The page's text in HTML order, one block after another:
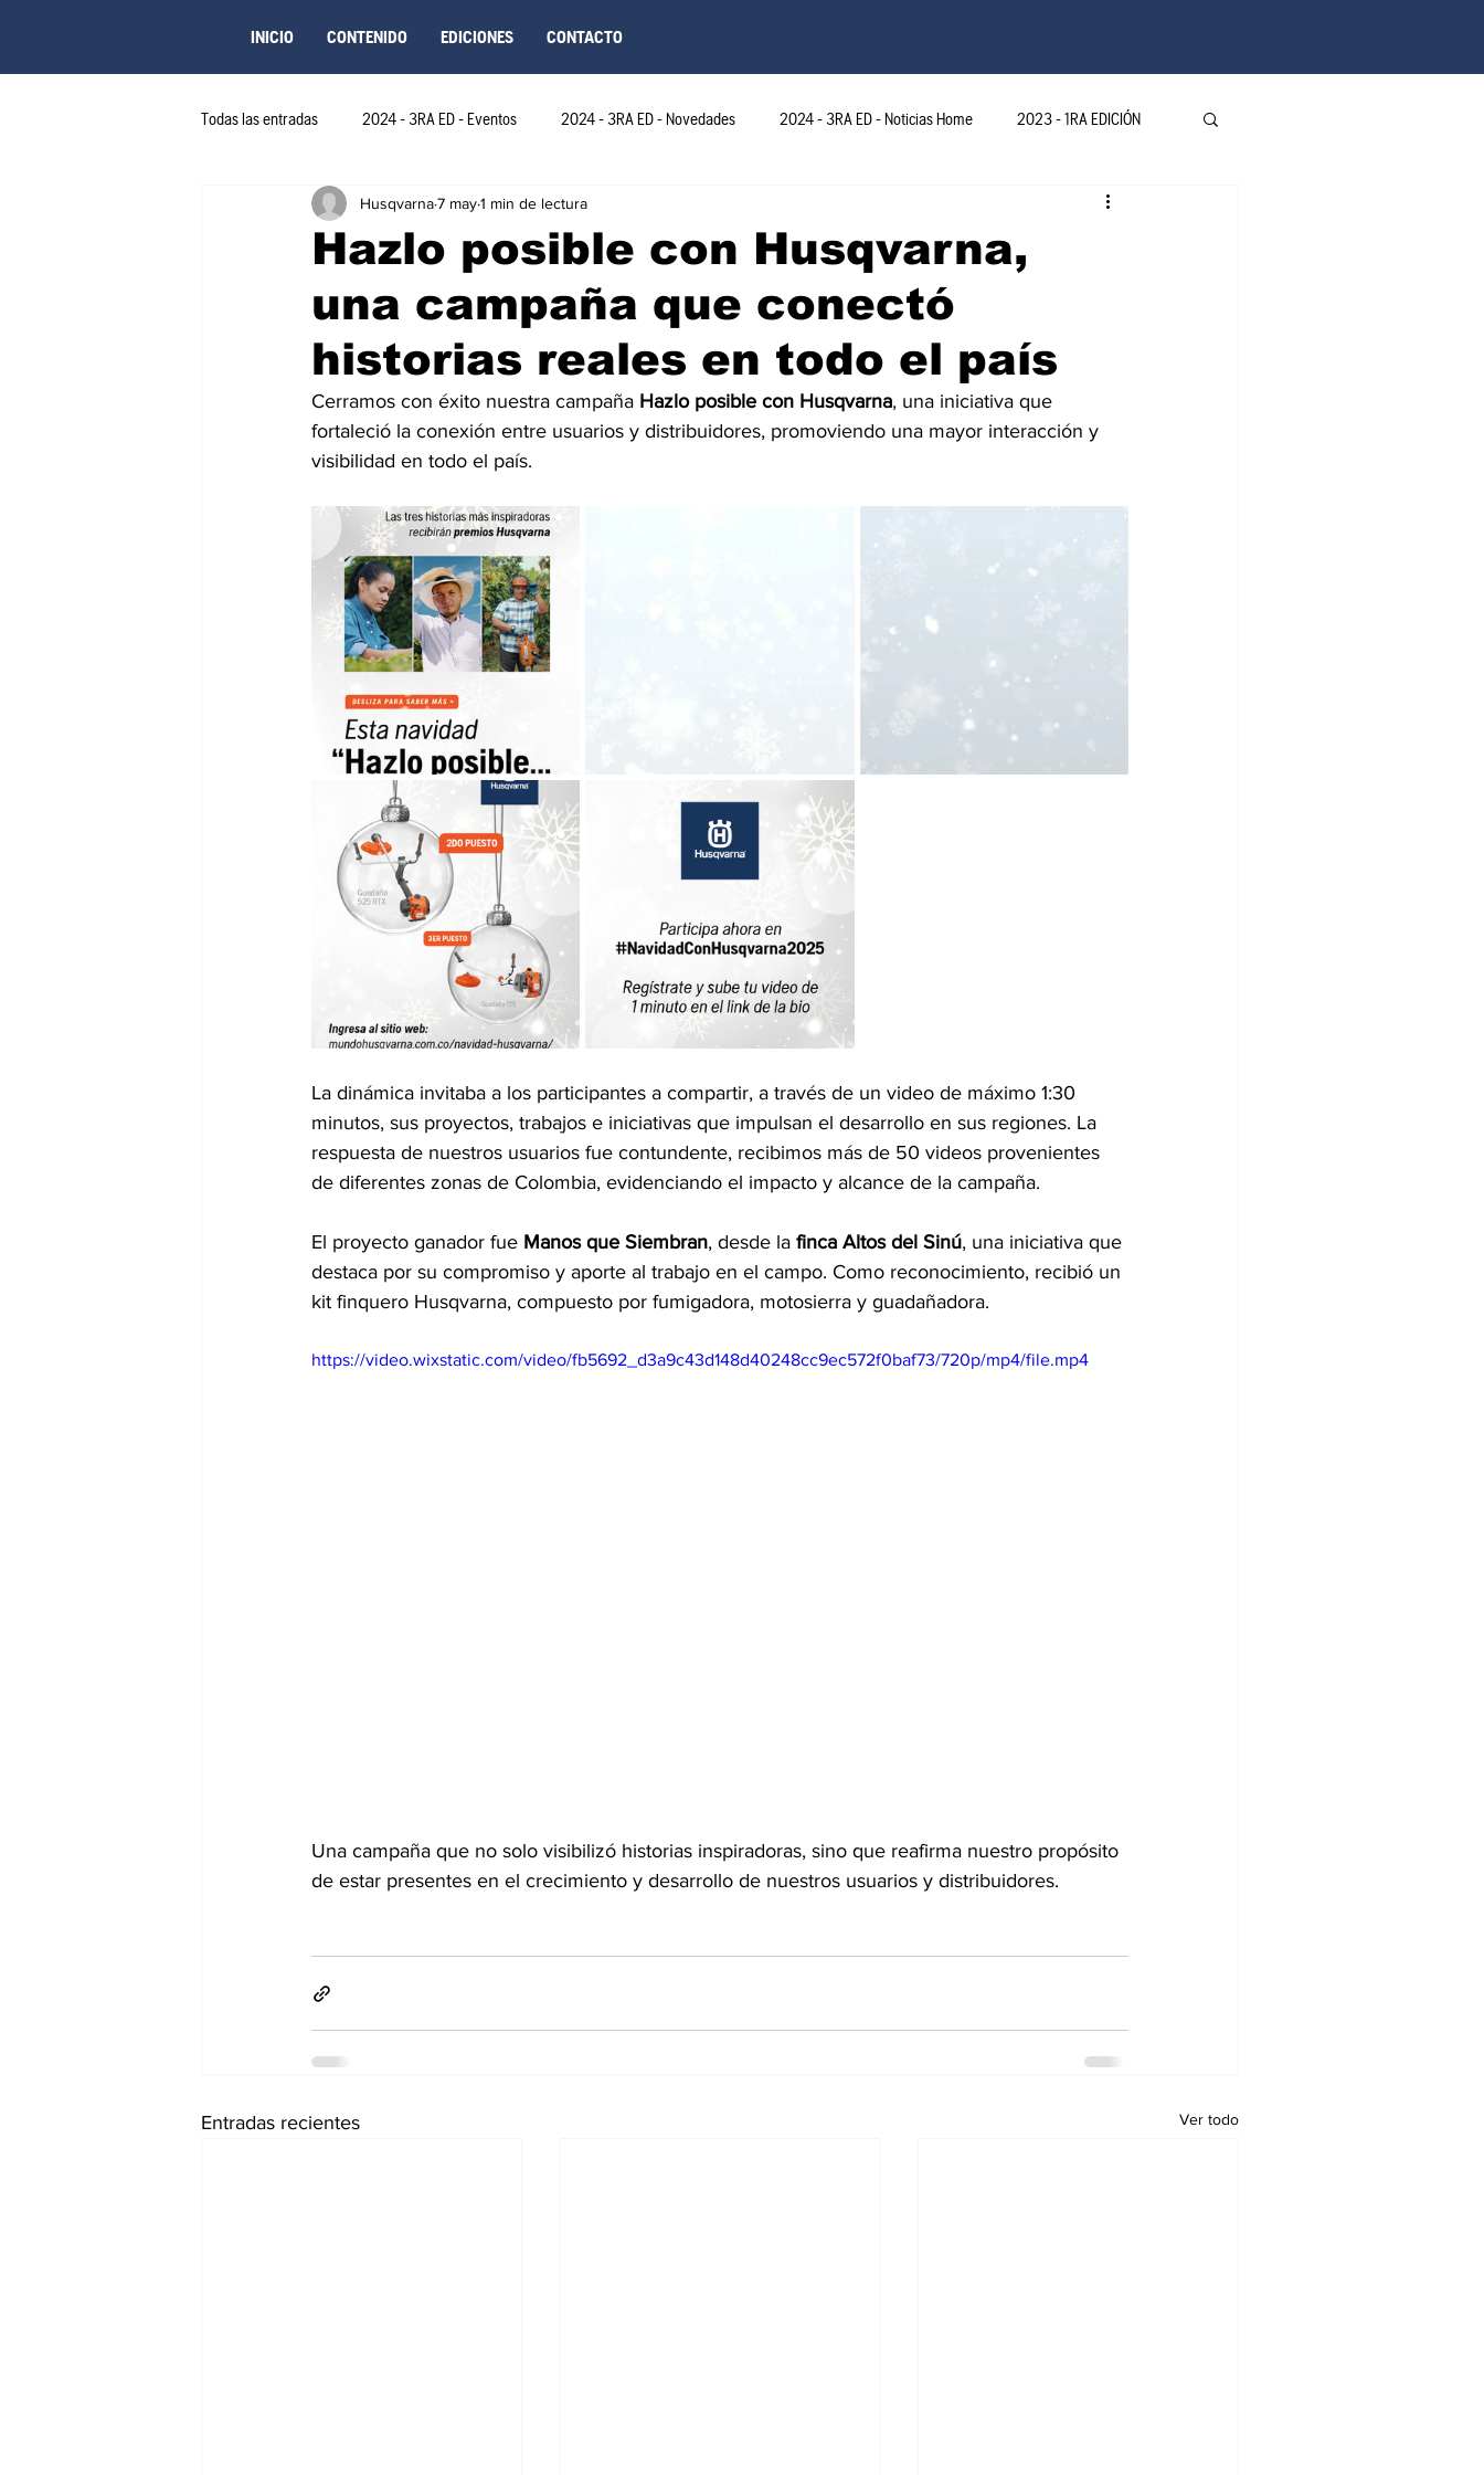
INICIO CONTENIDO EDICIONES CONTACTO
Todas las entradas 2024 - 3RA ED - Eventos 2024 - 3RA ED - Novedades 2024 - 3RA ED - Noticias Home 2023 - 1RA EDICIÓN
2023 - 2DA EDICIÓN 2024 - 4TA ED - Novedades
2025 - 6TA ED-Novedades COL 2025 - 6TA ED-Eventos COL 2026 - 10MA EDICIÓN 2024-4TA ED- Novedades LATAM
2024 - 5TA ED-Eventos-Colombia
2024 - 5TA ED-Novedades-Colombia 2025 - 6TA ED-Eventos
2025 - 7MA ED - Novedades 2025 - 7MA EDICIÓN
2025 - 8VA ED - Novedades 2025 - 9NA ED - Eventos 2025 - 9NA ED - Novedades
2026 - 10MA ED - Eventos
Hazlo posible con Husqvarna,
una campaña que conectó
historias reales en todo el país
Husqvarna7 may1 min de lectura
Cerramos con éxito nuestra campaña Hazlo posible con Husqvarna, una iniciativa que
fortaleció la conexión entre usuarios y distribuidores, promoviendo una mayor interacción y
visibilidad en todo el país.
La dinámica invitaba a los participantes a compartir, a través de un video de máximo 1:30
minutos, sus proyectos, trabajos e iniciativas que impulsan el desarrollo en sus regiones. La
respuesta de nuestros usuarios fue contundente, recibimos más de 50 videos provenientes
de diferentes zonas de Colombia, evidenciando el impacto y alcance de la campaña.
El proyecto ganador fue Manos que Siembran, desde la finca Altos del Sinú, una iniciativa que
destaca por su compromiso y aporte al trabajo en el campo. Como reconocimiento, recibió un
kit finquero Husqvarna, compuesto por fumigadora, motosierra y guadañadora.
https://video.wixstatic.com/video/fb5692_d3a9c43d148d40248cc9ec572f0baf73/720p/mp4/file.mp4
Una campaña que no solo visibilizó historias inspiradoras, sino que reafirma nuestro propósito
de estar presentes en el crecimiento y desarrollo de nuestros usuarios y distribuidores.
Entradas recientes Ver todo